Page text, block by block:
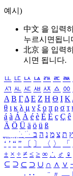
예시)
中文 을 입력
누르시면됩니
北京 을 입력
시면 됩니다.
ㅥ ㅦ ㅧ ㅨ ㅩ ㅪ ㅫ
ㅺ ㅻ ㅼ ㅽ ㅾ ㅿ ㆀ
Α Β ΓΔ Ε Ζ Η Θ Ι Κ
θ ι κ λ μ ν ξ ο π ρ σ τ
á à Á À é è É È ç Ç ê
Ä Ö Ü ä ö ü ß
ִֶֹ ֻּ ׁׂ ץ ת צ מ נ ה ב
‘ ’ “ ” 〔 〕 〈 〉 「
± × ÷ ≠ ≤ ≥ ∞ ∴ ♂ ♀
⊆ ⊇ ⊂ ⊃ ∪ ∩ ∧ ∨